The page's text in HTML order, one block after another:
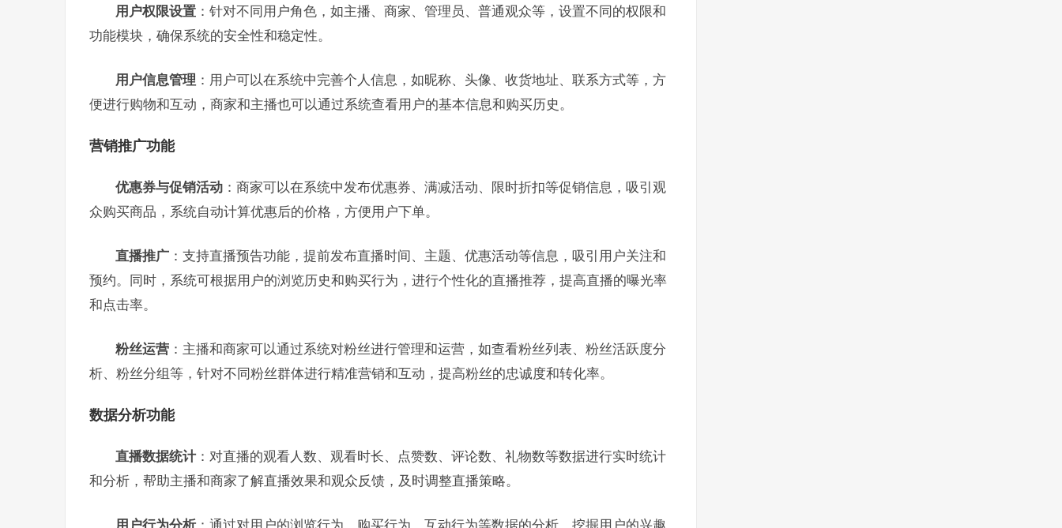
用户权限设置 ：针对不同用户角色，如主播、商家、管理员、普通观众等，设置不同的权限和
功能模块，确保系统的安全性和稳定性。
用户信息管理 ：用户可以在系统中完善个人信息，如昵称、头像、收货地址、联系方式等，方
便进行购物和互动，商家和主播也可以通过系统查看用户的基本信息和购买历史。
营销推广功能
优惠券与促销活动 ：商家可以在系统中发布优惠券、满减活动、限时折扣等促销信息，吸引观
众购买商品，系统自动计算优惠后的价格，方便用户下单。
直播推广 ：支持直播预告功能，提前发布直播时间、主题、优惠活动等信息，吸引用户关注和
预约。同时，系统可根据用户的浏览历史和购买行为，进行个性化的直播推荐，提高直播的曝光率
和点击率。
粉丝运营 ：主播和商家可以通过系统对粉丝进行管理和运营，如查看粉丝列表、粉丝活跃度分
析、粉丝分组等，针对不同粉丝群体进行精准营销和互动，提高粉丝的忠诚度和转化率。
数据分析功能
直播数据统计：对直播的观看人数、观看时长、点赞数、评论数、礼物数等数据进行实时统计
和分析，帮助主播和商家了解直播效果和观众反馈，及时调整直播策略。
用户行为分析 ：通过对用户的浏览行为、购买行为、互动行为等数据的分析，挖掘用户的兴趣